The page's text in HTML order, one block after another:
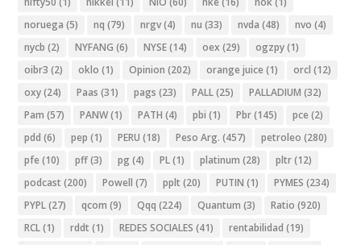
noruega (5) nq (79) nrgv(4) nu (33) nvda (48) nvo (4)
nycb (2) NYFANG (6) NYSE(14) oex (29) ogzpy(1)
oibr3 (2) oklo (1) Opinion (202) orange juice (1) orcl (12)
oxy(24) Paas (31) pags (23) PALL(25) PALLADIUM (32)
Pam (57) PANW(1) PATH (4) pbi (1) Pbr(145) pce (2)
pdd (6) pep (1) PERU (18) Peso Arg. (457) petroleo (280)
pfe (10) pff(3) pg (4) PL(1) platinum (28) pltr(12)
podcast (200) Powell (7) pplt (20) PUTIN (1) PYMES (234)
PYPL(27) qcom (9) Qqq (224) Quantum (3) Ratio (920)
RCL(1) rddt (1) REDES SOCIALES (41) rentabilidad (19)